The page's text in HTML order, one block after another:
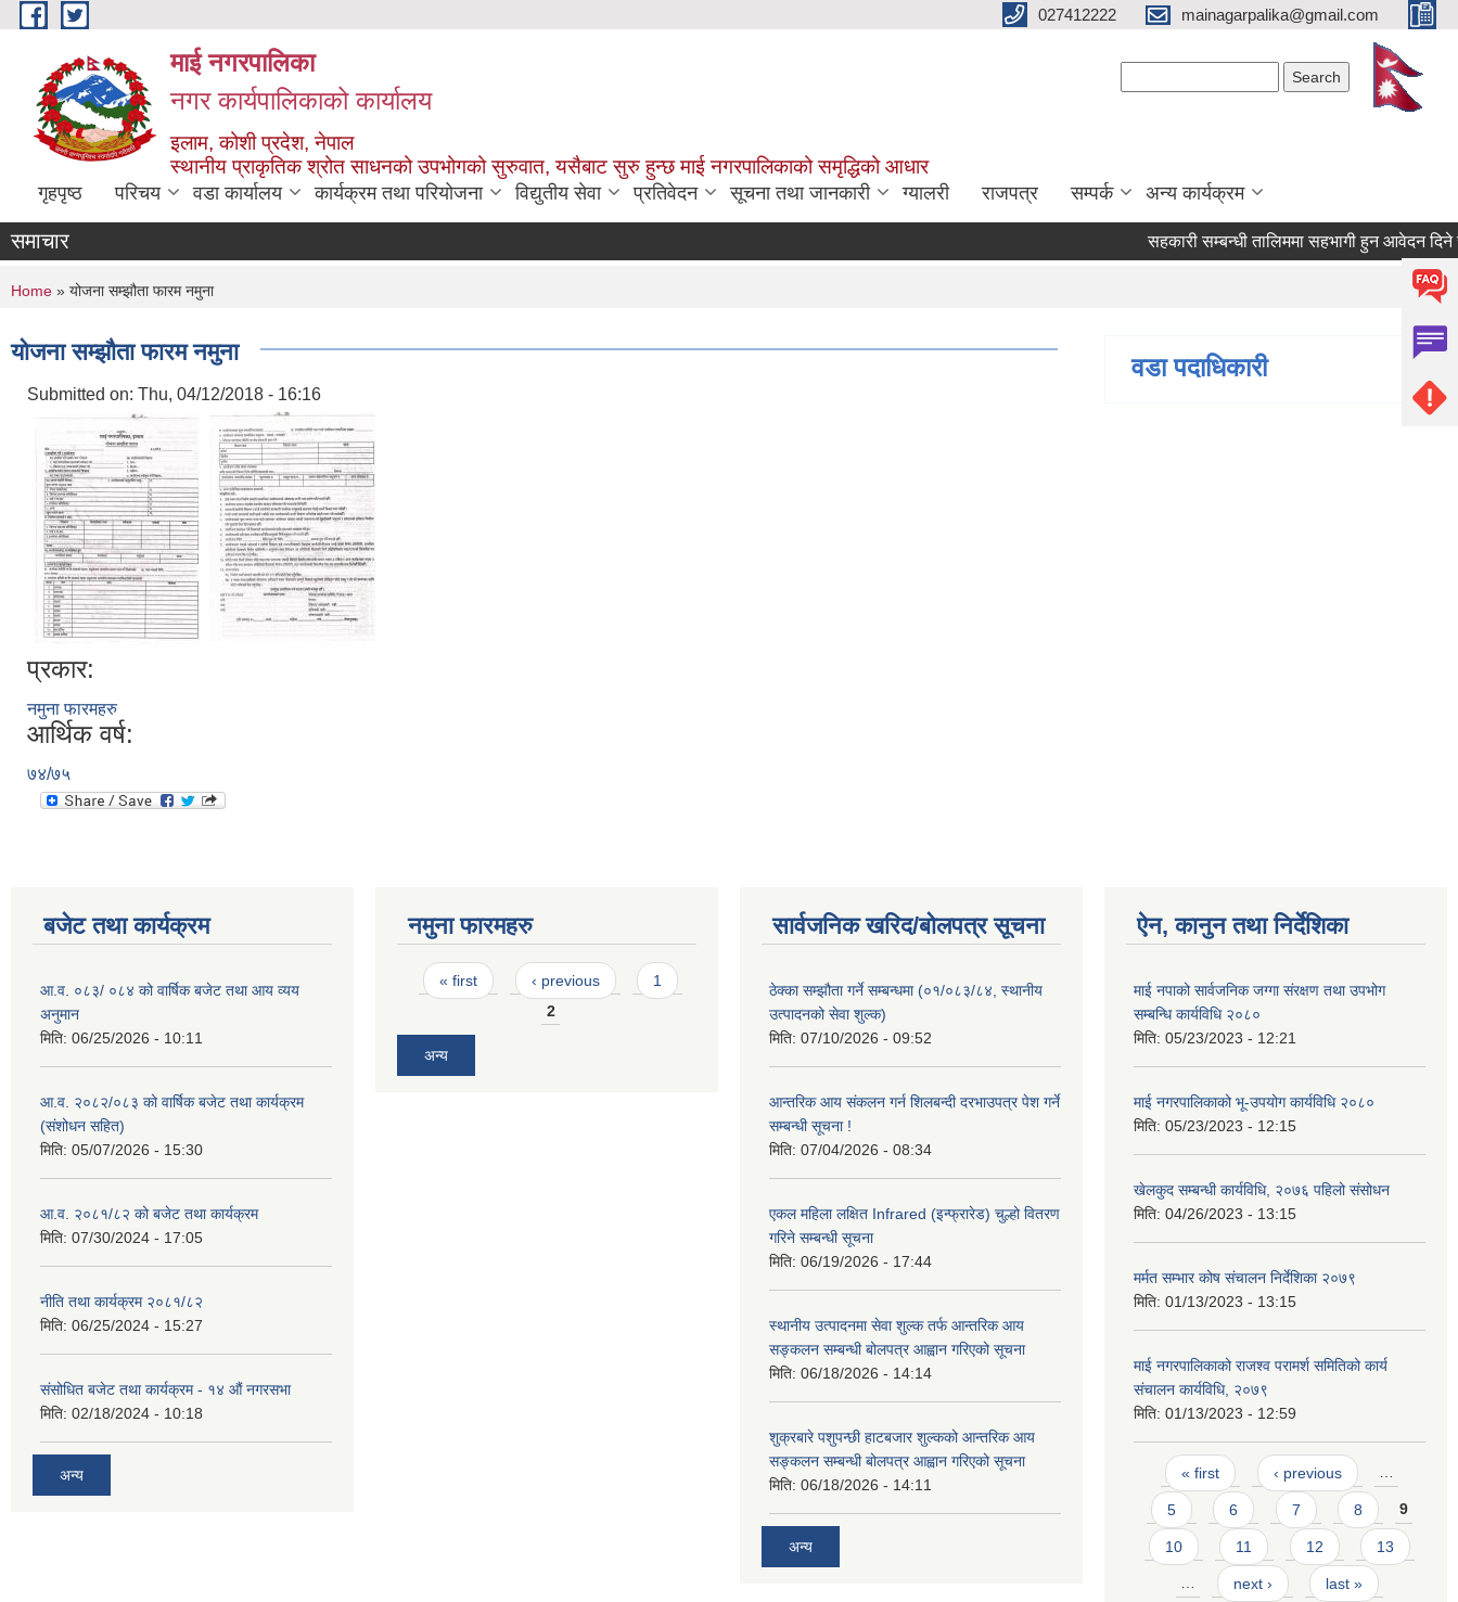
Skip to main content 027412222 mainagarpalika@gmail.com
माई नगरपालिका
नगर कार्यपालिकाको कार्यालय
इलाम, कोशी प्रदेश, नेपाल
स्थानीय प्राकृतिक श्रोत साधनको उपभोगको सुरुवात, यसैबाट सुरु हुन्छ माई नगरपालिकाको समृद्धिको आधार
गृहपृष्ठ परिचय वडा कार्यालय कार्यक्रम तथा परियोजना विद्युतीय सेवा प्रतिवेदन सूचना तथा जानकारी ग्यालरी राजपत्र सम्पर्क अन्य कार्यक्रम
समाचार सहकारी सम्बन्धी तालिममा सहभागी हुन आवेदन दिने
You are here
Home » योजना सम्झौता फारम नमुना
योजना सम्झौता फारम नमुना
Submitted on: Thu, 04/12/2018 - 16:16
प्रकार:
नमुना फारमहरु
आर्थिक वर्ष:
७४/७५
वडा पदाधिकारी
बजेट तथा कार्यक्रम
आ.व. ०८३/ ०८४ को वार्षिक बजेट तथा आय व्यय
अनुमान
मिति: 06/25/2026 - 10:11
आ.व. २०८२/०८३ को वार्षिक बजेट तथा कार्यक्रम
(संशोधन सहित)
मिति: 05/07/2026 - 15:30
आ.व. २०८१/८२ को बजेट तथा कार्यक्रम
मिति: 07/30/2024 - 17:05
नीति तथा कार्यक्रम २०८१/८२
मिति: 06/25/2024 - 15:27
संसोधित बजेट तथा कार्यक्रम - १४ औं नगरसभा
मिति: 02/18/2024 - 10:18
अन्य
नमुना फारमहरु
Pages
« first ‹ previous
1
2
अन्य
सार्वजनिक खरिद/बोलपत्र सूचना
ठेक्का सम्झौता गर्ने सम्बन्धमा (०१/०८३/८४, स्थानीय
उत्पादनको सेवा शुल्क)
मिति: 07/10/2026 - 09:52
आन्तरिक आय संकलन गर्न शिलबन्दी दरभाउपत्र पेश गर्ने
सम्बन्धी सूचना !
मिति: 07/04/2026 - 08:34
एकल महिला लक्षित Infrared (इन्फ्रारेड) चुल्हो वितरण
गरिने सम्बन्धी सूचना
मिति: 06/19/2026 - 17:44
स्थानीय उत्पादनमा सेवा शुल्क तर्फ आन्तरिक आय
सङ्कलन सम्बन्धी बोलपत्र आह्वान गरिएको सूचना
मिति: 06/18/2026 - 14:14
शुक्रबारे पशुपन्छी हाटबजार शुल्कको आन्तरिक आय
सङ्कलन सम्बन्धी बोलपत्र आह्वान गरिएको सूचना
मिति: 06/18/2026 - 14:11
अन्य
ऐन, कानुन तथा निर्देशिका
माई नपाको सार्वजनिक जग्गा संरक्षण तथा उपभोग
सम्बन्धि कार्यविधि २०८०
मिति: 05/23/2023 - 12:21
माई नगरपालिकाको भू-उपयोग कार्यविधि २०८०
मिति: 05/23/2023 - 12:15
खेलकुद सम्बन्धी कार्यविधि, २०७६ पहिलो संसोधन
मिति: 04/26/2023 - 13:15
मर्मत सम्भार कोष संचालन निर्देशिका २०७९
मिति: 01/13/2023 - 13:15
माई नगरपालिकाको राजश्व परामर्श समितिको कार्य
संचालन कार्यविधि, २०७९
मिति: 01/13/2023 - 12:59
Pages
« first ‹ previous …
5 6 7 8 9
10 11 12 13
… next › last »